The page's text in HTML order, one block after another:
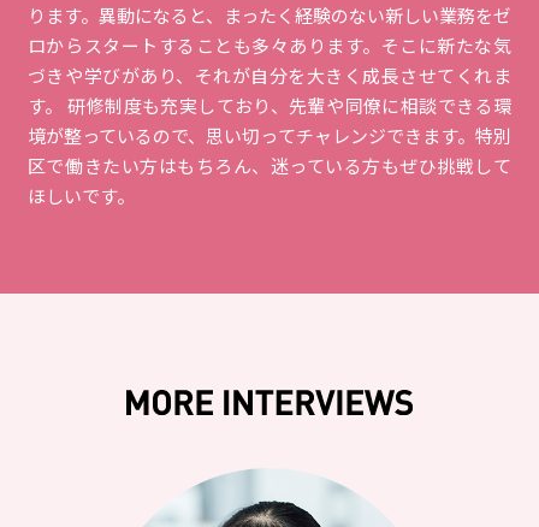
ります。異動になると、まったく経験のない新しい業務をゼ
ロからスタートすることも多々あります。そこに新たな気
づきや学びがあり、それが自分を大きく成長させてくれま
す。 研修制度も充実しており、先輩や同僚に相談できる環
境が整っているので、思い切ってチャレンジできます。特別
区で働きたい方はもちろん、迷っている方もぜひ挑戦して
ほしいです。